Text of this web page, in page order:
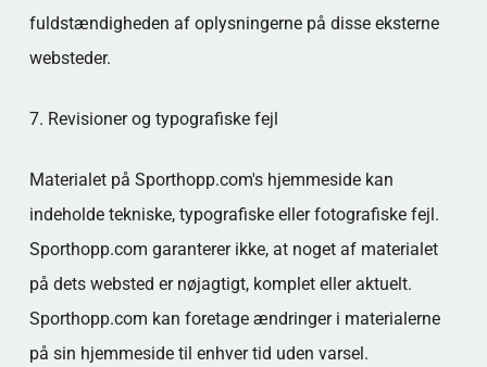
fuldstændigheden af oplysningerne på disse eksterne
websteder.
7. Revisioner og typografiske fejl
Materialet på Sporthopp.com's hjemmeside kan
indeholde tekniske, typografiske eller fotografiske fejl.
Sporthopp.com garanterer ikke, at noget af materialet
på dets websted er nøjagtigt, komplet eller aktuelt.
Sporthopp.com kan foretage ændringer i materialerne
på sin hjemmeside til enhver tid uden varsel.